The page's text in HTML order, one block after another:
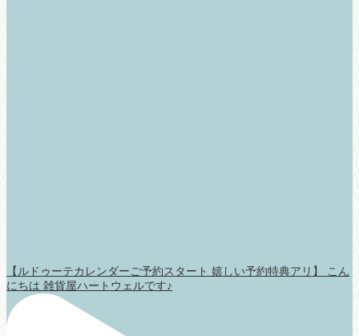
【ルドゥーテカレンダーご予約スタート 嬉しい予約特典アリ】 こん
にちは 雑貨屋ハートウェルです♪